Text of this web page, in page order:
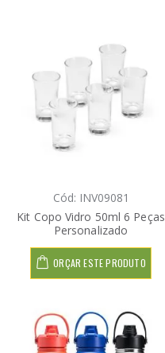
Cód: INV09081
Kit Copo Vidro 50ml 6 Peças
Personalizado
ORÇAR ESTE PRODUTO